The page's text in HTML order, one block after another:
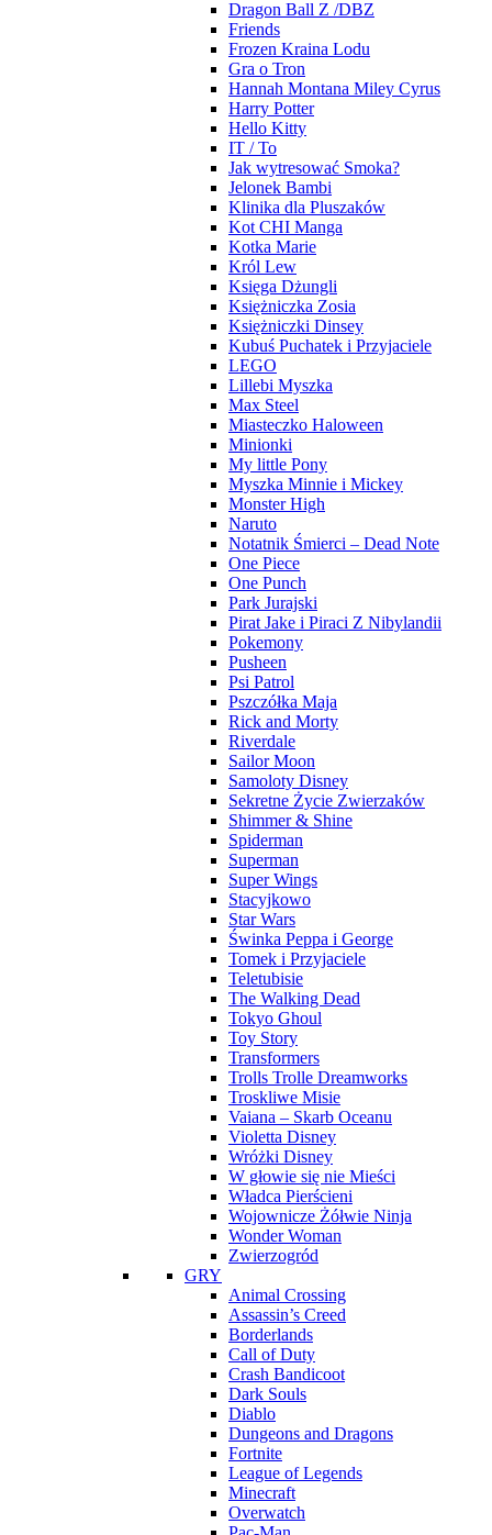
Dragon Ball Z /DBZ
Friends
Frozen Kraina Lodu
Gra o Tron
Hannah Montana Miley Cyrus
Harry Potter
Hello Kitty
IT / To
Jak wytresować Smoka?
Jelonek Bambi
Klinika dla Pluszaków
Kot CHI Manga
Kotka Marie
Król Lew
Księga Dżungli
Księżniczka Zosia
Księżniczki Dinsey
Kubuś Puchatek i Przyjaciele
LEGO
Lillebi Myszka
Max Steel
Miasteczko Haloween
Minionki
My little Pony
Myszka Minnie i Mickey
Monster High
Naruto
Notatnik Śmierci – Dead Note
One Piece
One Punch
Park Jurajski
Pirat Jake i Piraci Z Nibylandii
Pokemony
Pusheen
Psi Patrol
Pszczółka Maja
Rick and Morty
Riverdale
Sailor Moon
Samoloty Disney
Sekretne Życie Zwierzaków
Shimmer & Shine
Spiderman
Superman
Super Wings
Stacyjkowo
Star Wars
Świnka Peppa i George
Tomek i Przyjaciele
Teletubisie
The Walking Dead
Tokyo Ghoul
Toy Story
Transformers
Trolls Trolle Dreamworks
Troskliwe Misie
Vaiana – Skarb Oceanu
Violetta Disney
Wróżki Disney
W głowie się nie Mieści
Władca Pierścieni
Wojownicze Żółwie Ninja
Wonder Woman
Zwierzogród
GRY
Animal Crossing
Assassin’s Creed
Borderlands
Call of Duty
Crash Bandicoot
Dark Souls
Diablo
Dungeons and Dragons
Fortnite
League of Legends
Minecraft
Overwatch